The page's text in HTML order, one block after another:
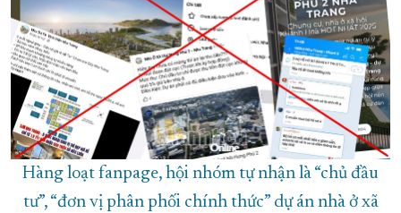
Hàng loạt fanpage, hội nhóm tự nhận là “chủ đầu
tư”, “đơn vị phân phối chính thức” dự án nhà ở xã